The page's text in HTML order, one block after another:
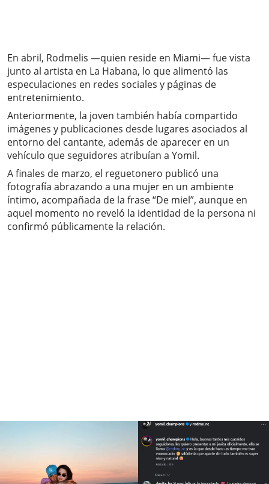
En abril, Rodmelis —quien reside en Miami— fue vista
junto al artista en La Habana, lo que alimentó las
especulaciones en redes sociales y páginas de
entretenimiento.
Anteriormente, la joven también había compartido
imágenes y publicaciones desde lugares asociados al
entorno del cantante, además de aparecer en un
vehículo que seguidores atribuían a Yomil.
A finales de marzo, el reguetonero publicó una
fotografía abrazando a una mujer en un ambiente
íntimo, acompañada de la frase “De miel”, aunque en
aquel momento no reveló la identidad de la persona ni
confirmó públicamente la relación.